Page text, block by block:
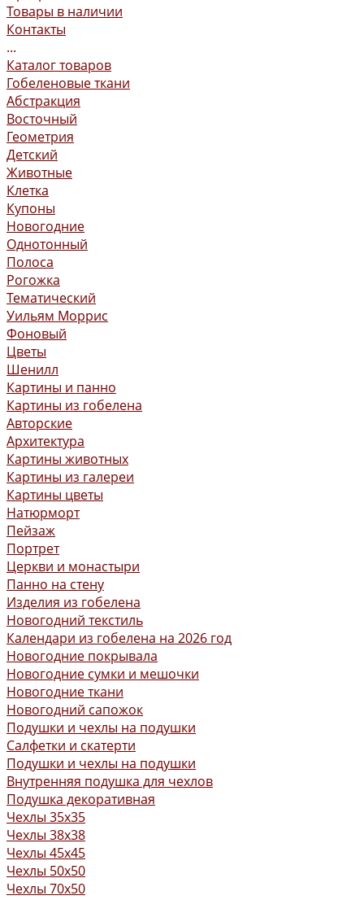
Товары в наличии
Контакты
...
Каталог товаров
Гобеленовые ткани
Абстракция
Восточный
Геометрия
Детский
Животные
Клетка
Купоны
Новогодние
Однотонный
Полоса
Рогожка
Тематический
Уильям Моррис
Фоновый
Цветы
Шенилл
Картины и панно
Картины из гобелена
Авторские
Архитектура
Картины животных
Картины из галереи
Картины цветы
Натюрморт
Пейзаж
Портрет
Церкви и монастыри
Панно на стену
Изделия из гобелена
Новогодний текстиль
Календари из гобелена на 2026 год
Новогодние покрывала
Новогодние сумки и мешочки
Новогодние ткани
Новогодний сапожок
Подушки и чехлы на подушки
Салфетки и скатерти
Подушки и чехлы на подушки
Внутренняя подушка для чехлов
Подушка декоративная
Чехлы 35x35
Чехлы 38х38
Чехлы 45x45
Чехлы 50x50
Чехлы 70x50